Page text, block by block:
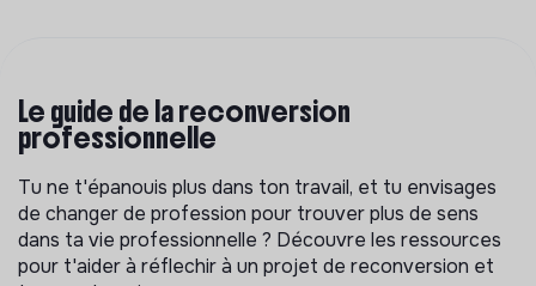
Le guide de la reconversion
professionnelle
Tu ne t'épanouis plus dans ton travail, et tu envisages
de changer de profession pour trouver plus de sens
dans ta vie professionnelle ? Découvre les ressources
pour t'aider à réflechir à un projet de reconversion et